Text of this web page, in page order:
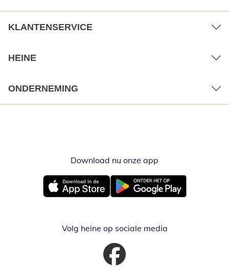
KLANTENSERVICE
HEINE
ONDERNEMING
Download nu onze app
Opent in nieuw vensterOpent in nieuw venster
Volg heine op sociale media